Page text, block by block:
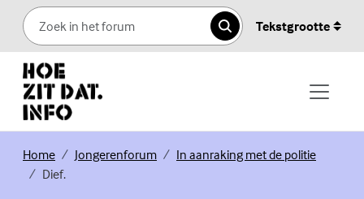
Skip to content
Zoeken
Tekstgrootte
Home(Externe link)
Jongerenforum(Externe link)
In aanraking met de politie(Externe
Dief.